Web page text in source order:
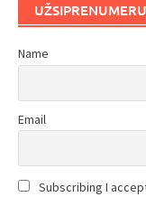
Name
Email
Subscribing I